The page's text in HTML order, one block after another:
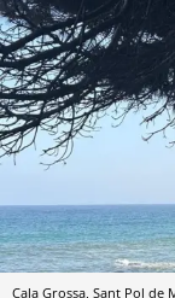
Cala Grossa, Sant Pol de